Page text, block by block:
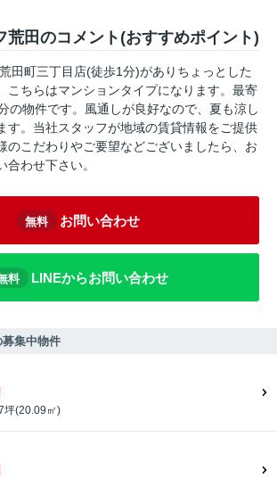
荒田のコメント(おすすめポイント)
田町三丁目店(徒歩1分)がありちょっとした
こちらはマンションタイプになります。最寄
の物件です。風通しが良好なので、夏も涼し
す。当社スタッフが地域の賃貸情報をご提供
のこだわりやご要望などございましたら、お
わせ下さい。
無料 お問い合わせ
料 LINEからお問い合わせ
集中物件
坪(20.09㎡)